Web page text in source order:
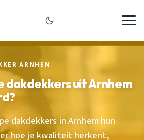
ARNHEM
dakdekkers uit Arnhem
dakdekkers in Arnhem hun
hoe je kwaliteit herkent,